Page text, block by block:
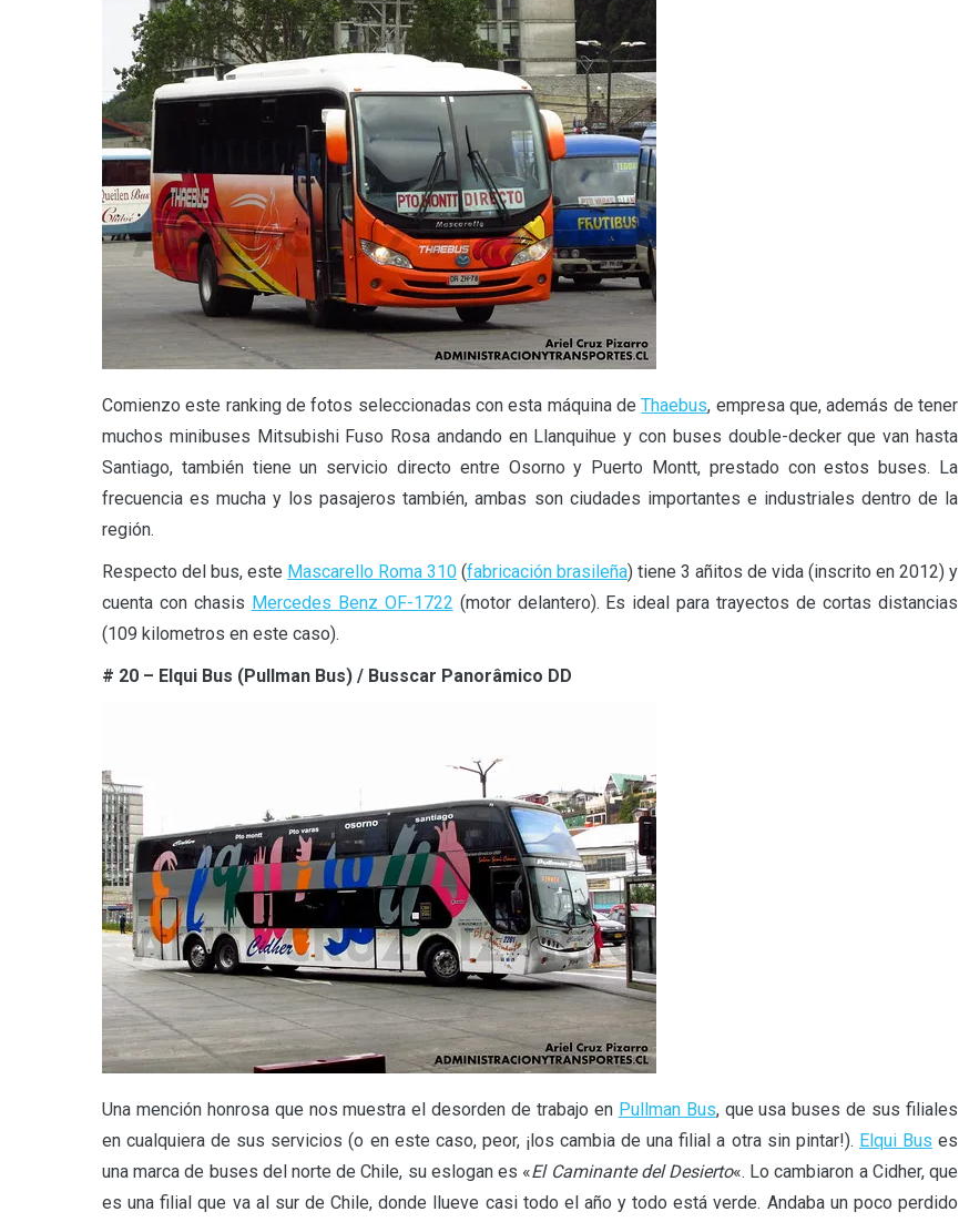
Comienzo este ranking de fotos seleccionadas con esta máquina deThaebus, empresa que, además de tener
muchos minibuses Mitsubishi Fuso Rosa andando en Llanquihue y con buses double-decker que van hasta
Santiago, también tiene un servicio directo entre Osorno y Puerto Montt, prestado con estos buses. La
frecuencia es mucha y los pasajeros también, ambas son ciudades importantes e industriales dentro de la
región.
Respecto del bus, este Mascarello Roma 310 (fabricación brasileña) tiene 3 añitos de vida (inscrito en 2012) y
cuenta con chasis Mercedes Benz OF-1722 (motor delantero). Es ideal para trayectos de cortas distancias
(109 kilometros en este caso).
# 20 – Elqui Bus (Pullman Bus) / Busscar Panorâmico DD
Una mención honrosa que nos muestra el desorden de trabajo en Pullman Bus, que usa buses de sus filiales
en cualquiera de sus servicios (o en este caso, peor, ¡los cambia de una filial a otra sin pintar!). Elqui Bus es
una marca de buses del norte de Chile, su eslogan es «El Caminante del Desierto«. Lo cambiaron a Cidher, que
es una filial que va al sur de Chile, donde llueve casi todo el año y todo está verde. Andaba un poco perdido